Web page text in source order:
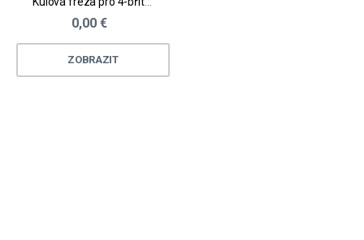
0,00 €
ZOBRAZIT